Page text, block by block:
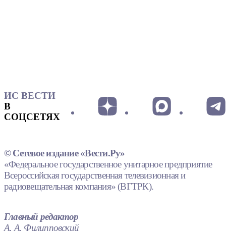
ИС ВЕСТИ
В
СОЦСЕТЯХ
© Сетевое издание «Вести.Ру»
«Федеральное государственное унитарное предприятие
Всероссийская государственная телевизионная и
радиовещательная компания» (ВГТРК).
Главный редактор
А. А. Филипповский